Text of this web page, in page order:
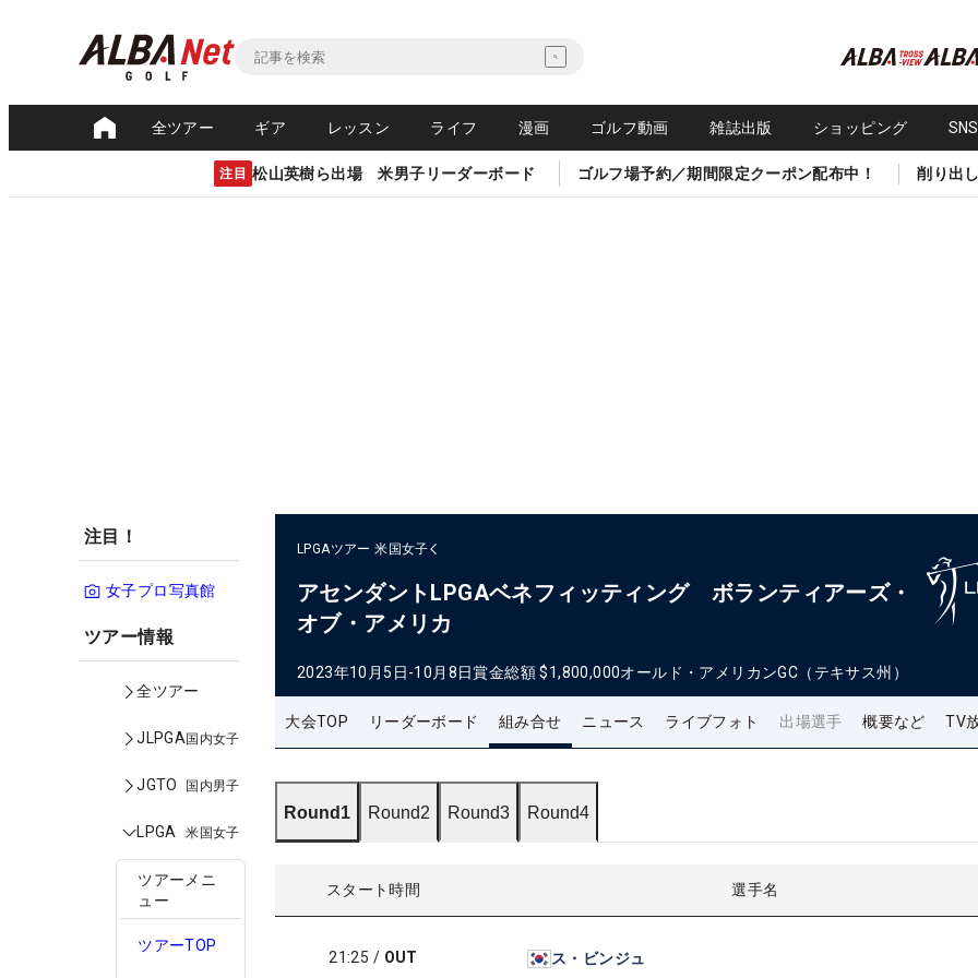
全ツアー ギア レッスン ライフ 漫画 ゴルフ動画 雑誌出版 ショッピング
注目 松山英樹ら出場 米男子リーダーボード ゴルフ場予約／期間限定クーポン配布中！ 削り出
注目！
女子プロ写真館
ツアー情報
全ツアー
JLPGA国内女子
JGTO 国内男子
LPGA 米国女子
ツアーメニ
ュー
ツアーTOP
LPGAツアー 米国女子
アセンダントLPGAベネフィッティング ボランティアーズ・
オブ・アメリカ
2023年10月5日-10月8日賞金総額 $1,800,000オールド・アメリカンGC（テキサス州）
大会TOP リーダーボード 組み合せ ニュース ライブフォト 出場選手 概要など TV
Round1 Round2 Round3 Round4
スタート時間 選手名
21:25 / OUT ス・ビンジュ